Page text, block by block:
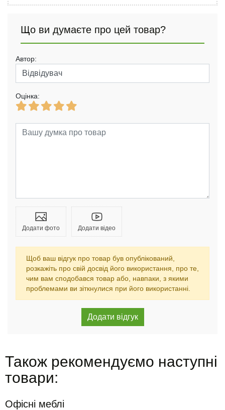
Що ви думаєте про цей товар?
Автор:
Оцінка:
Додати фото Додати відео
Щоб ваш відгук про товар був опублікований,
розкажіть про свій досвід його використання, про те,
чим вам сподобався товар або, навпаки, з якими
проблемами ви зіткнулися при його використанні.
Також рекомендуємо наступні
товари:
Офісні меблі